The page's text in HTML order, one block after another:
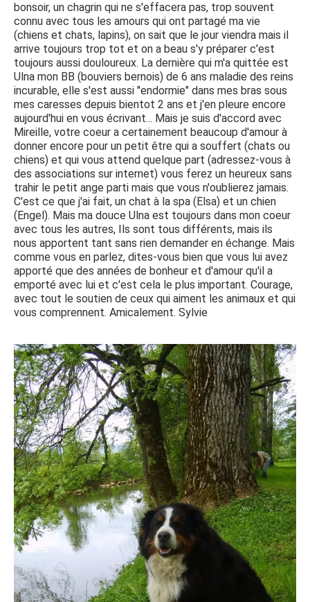
bonsoir, un chagrin qui ne s'effacera pas, trop souvent
connu avec tous les amours qui ont partagé ma vie
(chiens et chats, lapins), on sait que le jour viendra mais il
arrive toujours trop tot et on a beau s'y préparer c'est
toujours aussi douloureux. La dernière qui m'a quittée est
Ulna mon BB (bouviers bernois) de 6 ans maladie des reins
incurable, elle s'est aussi "endormie" dans mes bras sous
mes caresses depuis bientot 2 ans et j'en pleure encore
aujourd'hui en vous écrivant... Mais je suis d'accord avec
Mireille, votre coeur a certainement beaucoup d'amour à
donner encore pour un petit être qui a souffert (chats ou
chiens) et qui vous attend quelque part (adressez-vous à
des associations sur internet) vous ferez un heureux sans
trahir le petit ange parti mais que vous n'oublierez jamais.
C'est ce que j'ai fait, un chat à la spa (Elsa) et un chien
(Engel). Mais ma douce Ulna est toujours dans mon coeur
avec tous les autres, Ils sont tous différents, mais ils
nous apportent tant sans rien demander en échange. Mais
comme vous en parlez, dites-vous bien que vous lui avez
apporté que des années de bonheur et d'amour qu'il a
emporté avec lui et c'est cela le plus important. Courage,
avec tout le soutien de ceux qui aiment les animaux et qui
vous comprennent. Amicalement. Sylvie